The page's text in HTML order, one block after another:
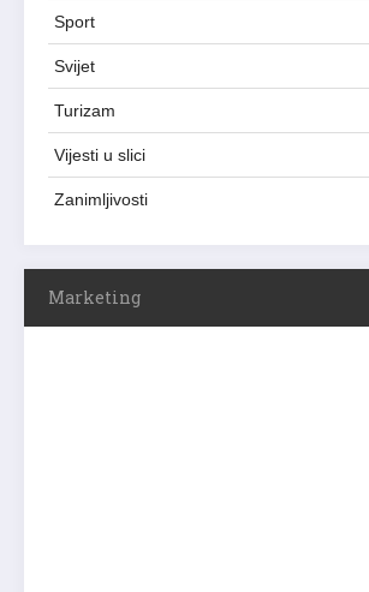
Sport
Svijet
Turizam
Vijesti u slici
Zanimljivosti
Marketing